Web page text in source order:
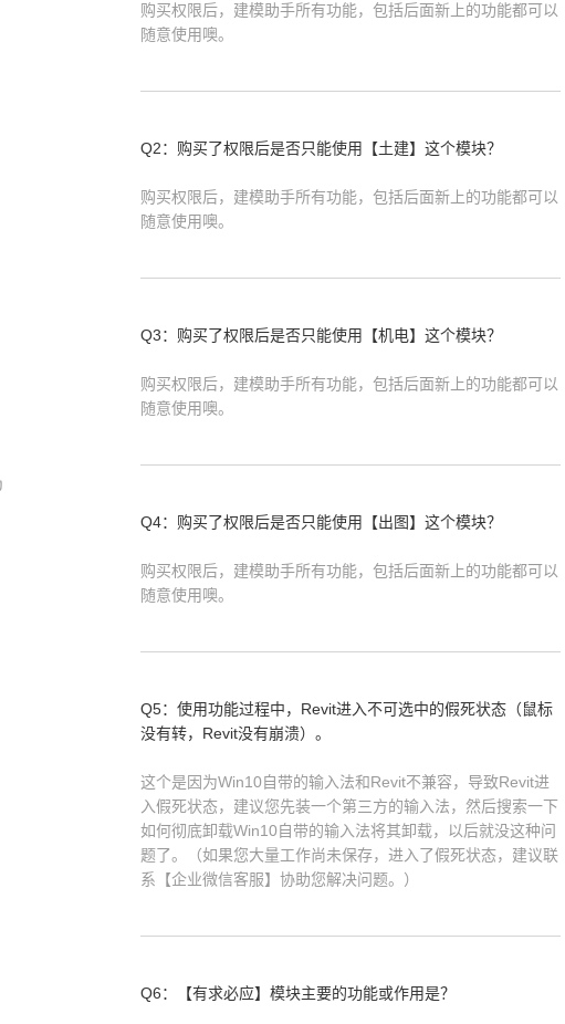
购买权限后，建模助手所有功能，包括后面新上的功能都可以
随意使用噢。
Q2：购买了权限后是否只能使用【土建】这个模块？
购买权限后，建模助手所有功能，包括后面新上的功能都可以
随意使用噢。
Q3：购买了权限后是否只能使用【机电】这个模块？
购买权限后，建模助手所有功能，包括后面新上的功能都可以
随意使用噢。
Q4：购买了权限后是否只能使用【出图】这个模块？
购买权限后，建模助手所有功能，包括后面新上的功能都可以
随意使用噢。
Q5：使用功能过程中，Revit进入不可选中的假死状态（鼠标
没有转，Revit没有崩溃）。
这个是因为Win10自带的输入法和Revit不兼容，导致Revit进
入假死状态，建议您先装一个第三方的输入法，然后搜索一下
如何彻底卸载Win10自带的输入法将其卸载，以后就没这种问
题了。（如果您大量工作尚未保存，进入了假死状态，建议联
系【企业微信客服】协助您解决问题。）
Q6：【有求必应】模块主要的功能或作用是？